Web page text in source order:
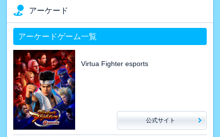
アーケード
アーケードゲーム一覧
Virtua Fighter esports
公式サイト